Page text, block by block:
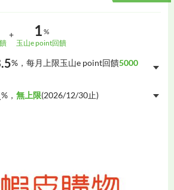
+ 1 %
玉山e point回饋
%，每月上限玉山e point回饋5000
%， 無上限(2026/12/30止)